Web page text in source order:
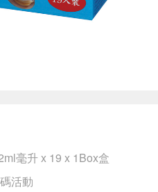
毫升 x 19 x 1Box盒
活動